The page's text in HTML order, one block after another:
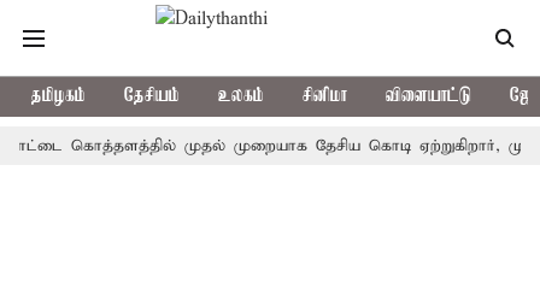
தமிழகம் தேசியம் உலகம் சினிமா விளையாட்டு
கொத்தளத்தில் முதல் முறையாக தேசிய கொடி ஏற்றுகிறார், முதல்-